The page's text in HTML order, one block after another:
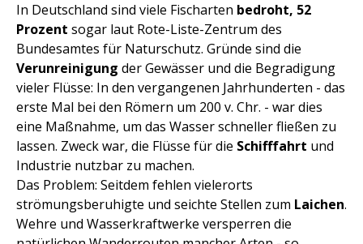
In Deutschland sind viele Fischarten bedroht, 52
Prozent sogar laut Rote-Liste-Zentrum des
Bundesamtes für Naturschutz. Gründe sind die
Verunreinigung der Gewässer und die Begradigung
vieler Flüsse: In den vergangenen Jahrhunderten - das
erste Mal bei den Römern um 200 v. Chr. - war dies
eine Maßnahme, um das Wasser schneller fließen zu
lassen. Zweck war, die Flüsse für die Schifffahrt und
Industrie nutzbar zu machen.
Das Problem: Seitdem fehlen vielerorts
strömungsberuhigte und seichte Stellen zum Laichen.
Wehre und Wasserkraftwerke versperren die